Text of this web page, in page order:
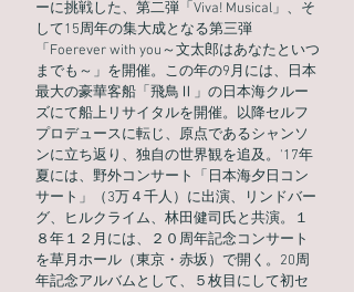
ーに挑戦した、第二弾「Viva! Musical」、そ
して15周年の集大成となる第三弾
「Foerever with you～文太郎はあなたといつ
までも～」を開催。この年の9月には、日本
最大の豪華客船「飛鳥Ⅱ」の日本海クルー
ズにて船上リサイタルを開催。以降セルフ
プロデュースに転じ、原点であるシャンソ
ンに立ち返り、独自の世界観を追及。'17年
夏には、野外コンサート「日本海夕日コン
サート」（3万４千人）に出演、リンドバー
グ、ヒルクライム、林田健司氏と共演。１
８年１２月には、２０周年記念コンサート
を草月ホール（東京・赤坂）で開く。20周
年記念アルバムとして、５枚目にして初セ